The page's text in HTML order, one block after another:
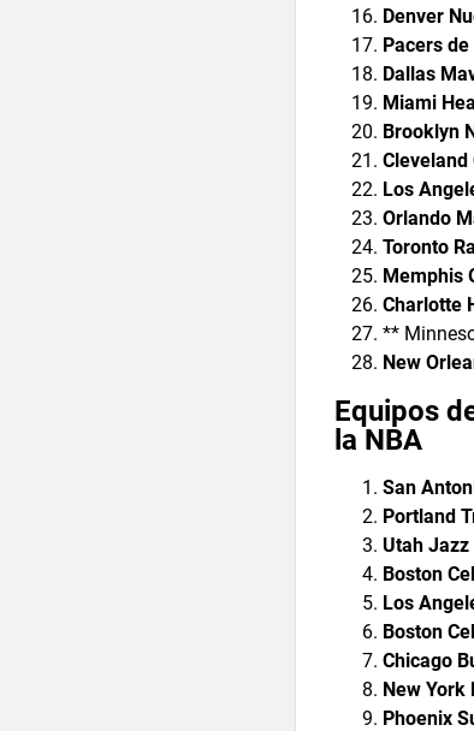
Denver
Pacers
Dallas
Miami
Brooklyn
Cleveland
Los
Orlando
Toronto
Memphis
Charlotte
**
New
Equipos
la NBA
San
Portland
Utah Jazz
Boston
Los
Boston
Chicago
New York
Phoenix